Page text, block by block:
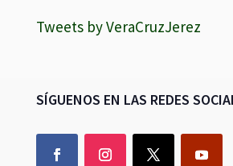
Tweets by VeraCruzJerez
SÍGUENOS EN LAS REDES